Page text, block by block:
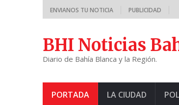
ENVIANOS TU NOTICIA PUBLICIDAD
BHI Noticias
Diario de Bahía Blanca y la Región.
PORTADA LA CIUDAD